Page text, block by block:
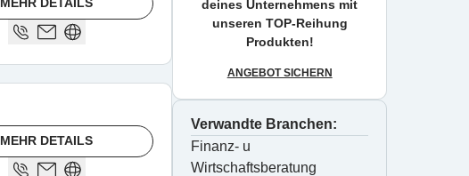
MEHR DETAILS
deines Unternehmens mit
unseren TOP-Reihung
Produkten!
ANGEBOT SICHERN
Verwandte Branchen:
Finanz- u
Wirtschaftsberatung